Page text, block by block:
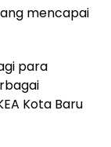
mencapai
para
Kota Baru